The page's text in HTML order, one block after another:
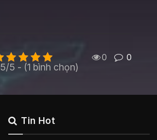
5/5 - (1 bình chọn)
0 0
Tin Hot